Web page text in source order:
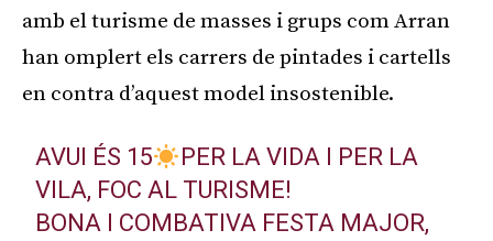
amb el turisme de masses i grups com Arran
han omplert els carrers de pintades i cartells
en contra d’aquest model insostenible.
AVUI ÉS 15
PER LA VIDA I PER LA
VILA, FOC AL TURISME!
BONA I COMBATIVA FESTA MAJOR,